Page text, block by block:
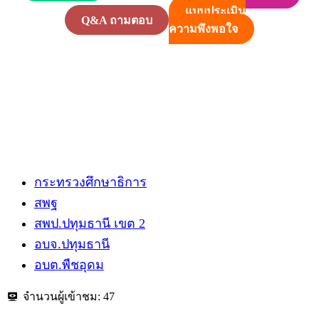
Q&A ถามตอบ
แบบประเมิน
ความพึงพอใจ
กระทรวงศึกษาธิการ
สพฐ
สพป.ปทุมธานี​ เขต 2
อบจ.ปทุมธานี
อบต.พืชอุดม
จำนวนผู้เข้าชม: 47